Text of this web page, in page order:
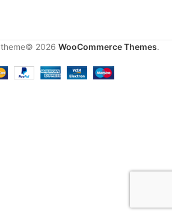
2026 WooCommerce Themes.